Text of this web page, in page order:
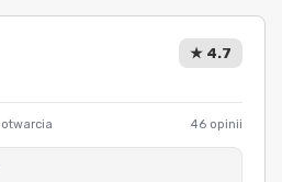
★ 4.7
46 opinii